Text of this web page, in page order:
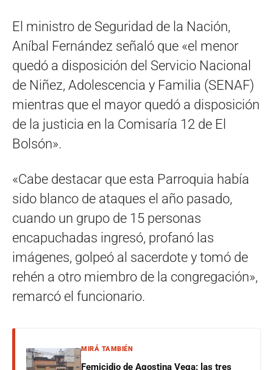
El ministro de Seguridad de la Nación,
Aníbal Fernández señaló que «el menor
quedó a disposición del Servicio Nacional
de Niñez, Adolescencia y Familia (SENAF)
mientras que el mayor quedó a disposición
de la justicia en la Comisaría 12 de El
Bolsón».
«Cabe destacar que esta Parroquia había
sido blanco de ataques el año pasado,
cuando un grupo de 15 personas
encapuchadas ingresó, profanó las
imágenes, golpeó al sacerdote y tomó de
rehén a otro miembro de la congregación»,
remarcó el funcionario.
MIRÁ TAMBIÉN
Femicidio de Agostina Vega: las tres